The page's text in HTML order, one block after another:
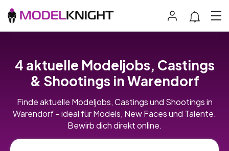
4 aktuelle Modeljobs, Castings
& Shootings in Warendorf
Finde aktuelle Modeljobs, Castings und Shootings in
Warendorf – ideal für Models, New Faces und Talente.
Bewirb dich direkt online.